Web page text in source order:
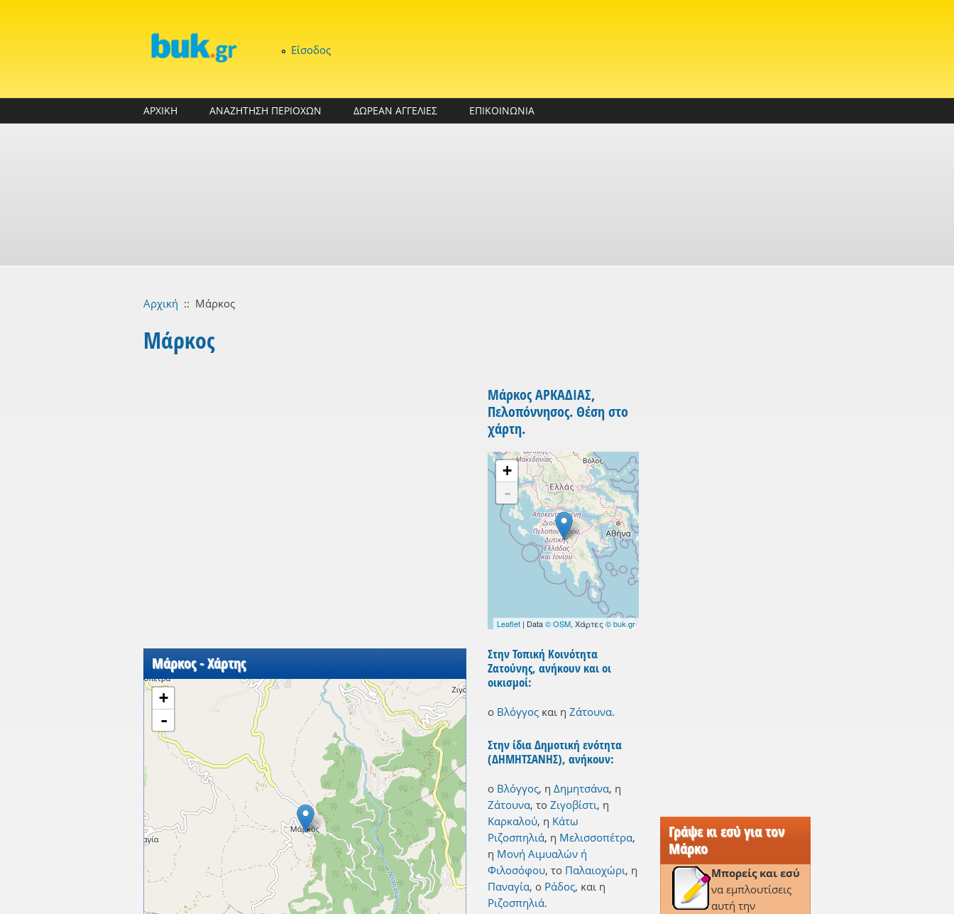
Είσοδος
ΑΡΧΙΚΗ ΑΝΑΖΗΤΗΣΗ ΠΕΡΙΟΧΩΝ ΔΩΡΕΑΝ ΑΓΓΕΛΙΕΣ ΕΠΙΚΟΙΝΩΝΙΑ
Αρχική :: Μάρκος
Μάρκος
Μάρκος - Χάρτης
+
-
Μάρκος ΑΡΚΑΔΙΑΣ,
Πελοπόννησος. Θέση στο
χάρτη.
+
-
Leaflet| Data© OSM, Χάρτες © buk.gr
Στην Τοπική Κοινότητα
Ζατούνης, ανήκουν και οι
οικισμοί:
ο Βλόγγος και η Ζάτουνα.
Στην ίδια Δημοτική ενότητα
(ΔΗΜΗΤΣΑΝΗΣ), ανήκουν:
ο Βλόγγος, η Δημητσάνα, η
Ζάτουνα, το Ζιγοβίστι, η
Καρκαλού, η Κάτω
Ριζοσπηλιά, η Μελισσοπέτρα,
η Μονή Αιμυαλών ή
Φιλοσόφου, το Παλαιοχώρι, η
Παναγία, ο Ράδος, και η
Ριζοσπηλιά.
Γράψε κι εσύ για τον
Μάρκο
Μπορείς και εσύ
να εμπλουτίσεις
αυτή την